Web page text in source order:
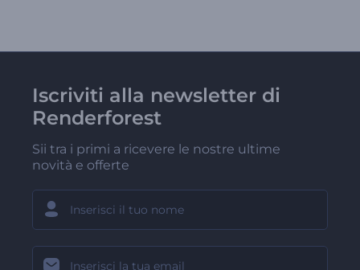
Iscriviti alla newsletter di
Renderforest
Sii tra i primi a ricevere le nostre ultime
novità e offerte